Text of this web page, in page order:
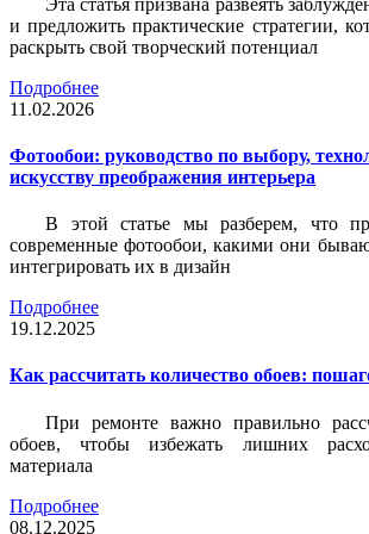
и предложить практические стратегии,
раскрыть свой творческий потенциал
Подробнее
11.02.2026
Фотообои: руководство по выбору,
искусству преображения интерьера
В этой статье мы разберем, что
современные фотообои, какими они
интегрировать их в дизайн
Подробнее
19.12.2025
Как рассчитать количество обоев:
При ремонте важно правильно
обоев, чтобы избежать лишних
материала
Подробнее
08.12.2025